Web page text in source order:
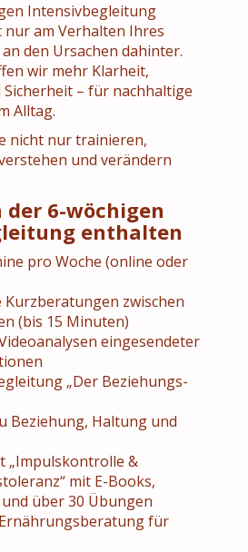
Intensivbegleitung
am Verhalten Ihres
den Ursachen dahinter.
wir mehr Klarheit,
– für nachhaltige
Alltag.
nicht nur trainieren,
und verändern
der 6-wöchigen
enthalten
pro Woche (online oder
zwischen
(bis 15 Minuten)
eingesendeter
„Der Beziehungs-
Beziehung, Haltung und
„Impulskontrolle &
mit E-Books,
über 30 Übungen
für